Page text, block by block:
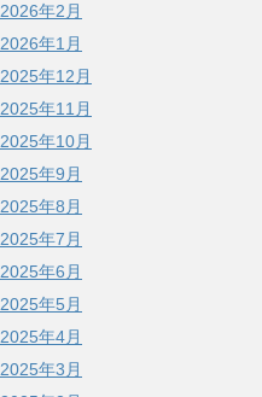
2026年2月
2026年1月
2025年12月
2025年11月
2025年10月
2025年9月
2025年8月
2025年7月
2025年6月
2025年5月
2025年4月
2025年3月